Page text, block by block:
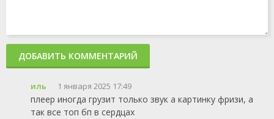
иль 1 января 2025 17:49
плеер иногда грузит только звук а картинку фризи, а
так все топ бп в сердцах
ДОБАВИТЬ КОММЕНТАРИЙ